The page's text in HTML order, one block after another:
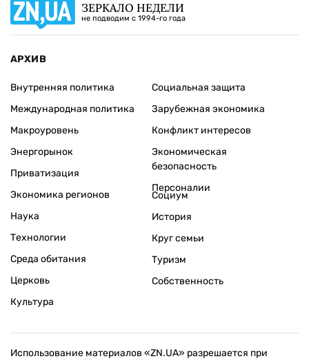
ЗЕРКАЛО НЕДЕЛИ
не подводим с 1994-го года
АРХИВ
Внутренняя политика
Международная политика
Макроуровень
Энергорынок
Приватизация
Экономика регионов
Социальная защита
Зарубежная экономика
Конфликт интересов
Экономическая
безопасность
Персоналии
Наука
Технологии
Среда обитания
Церковь
Культура
Социум
История
Круг семьи
Туризм
Собственность
Использование материалов «ZN.UA» разрешается при